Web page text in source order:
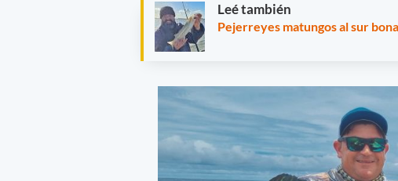
Leé también
Pejerreyes matungos al sur